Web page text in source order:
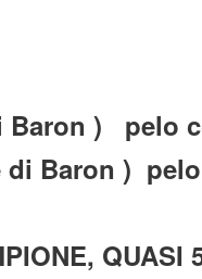
Baron ) pelo
) pelo
QUASI